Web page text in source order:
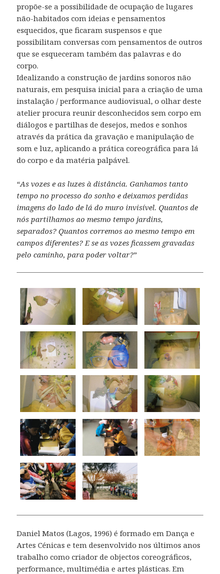
propõe-se a possibilidade de ocupação de lugares
não-habitados com ideias e pensamentos
esquecidos, que ficaram suspensos e que
possibilitam conversas com pensamentos de outros
que se esqueceram também das palavras e do
corpo.
Idealizando a construção de jardins sonoros não
naturais, em pesquisa inicial para a criação de uma
instalação / performance audiovisual, o olhar deste
atelier procura reunir desconhecidos sem corpo em
diálogos e partilhas de desejos, medos e sonhos
através da prática da gravação e manipulação de
som e luz, aplicando a prática coreográfica para lá
do corpo e da matéria palpável.
“As vozes e as luzes à distância. Ganhamos tanto
tempo no processo do sonho e deixamos perdidas
imagens do lado de lá do muro invisível. Quantos de
nós partilhamos ao mesmo tempo jardins,
separados? Quantos corremos ao mesmo tempo em
campos diferentes? E se as vozes ficassem gravadas
pelo caminho, para poder voltar?”
Daniel Matos (Lagos, 1996) é formado em Dança e
Artes Cénicas e tem desenvolvido nos últimos anos
trabalho como criador de objectos coreográficos,
performance, multimédia e artes plásticas. Em